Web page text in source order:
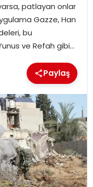
patlayan onlar
Gazze, Han
bu
ve Refah gibi…
Paylaş